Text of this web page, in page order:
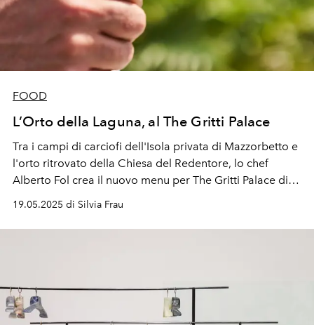
FOOD
L’Orto della Laguna, al The Gritti Palace
Tra i campi di carciofi dell'Isola privata di Mazzorbetto e
l'orto ritrovato della Chiesa del Redentore, lo chef
Alberto Fol crea il nuovo menu per The Gritti Palace di
19.05.2025 di Silvia Frau